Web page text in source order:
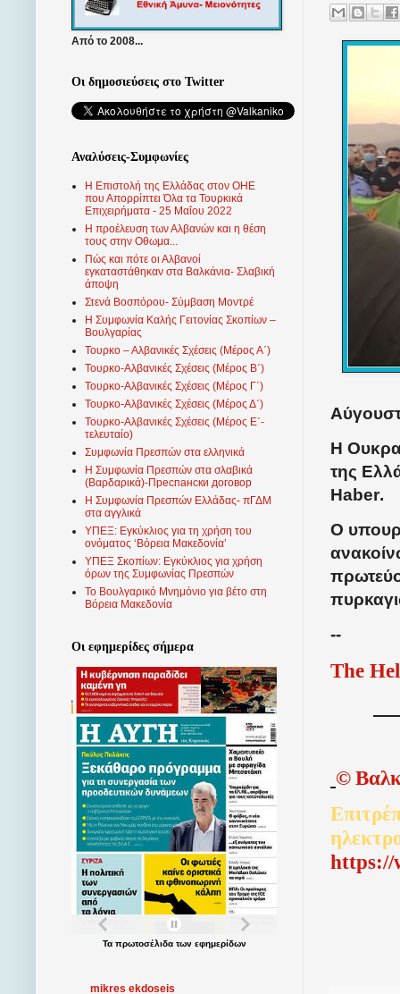
Η
της
Haber.
Ο
--
The
©
https://
Από το 2008...
Οι δημοσιεύσεις στο Twitter
Αναλύσεις-Συμφωνίες
Η Επιστολή της Ελλάδας στον ΟΗΕ
που Απορρίπτει Όλα τα Τουρκικά
Επιχειρήματα - 25 Μαΐου 2022
Η προέλευση των Αλβανών και η θέση
τους στην Οθωμα...
Πώς και πότε οι Αλβανοί
εγκαταστάθηκαν στα Βαλκάνια- Σλαβική
άποψη
Στενά Βοσπόρου- Σύμβαση Μοντρέ
Η Συμφωνία Καλής Γειτονίας Σκοπίων –
Βουλγαρίας
Τουρκο – Αλβανικές Σχέσεις (Mέρος Α΄)
Τουρκο-Αλβανικές Σχέσεις (Μέρος Β΄)
Τουρκο-Αλβανικές Σχέσεις (Μέρος Γ΄)
Τουρκο-Αλβανικές Σχέσεις (Μέρος Δ΄)
Τουρκο-Αλβανικές Σχέσεις (Μέρος Ε΄-
τελευταίο)
Συμφωνία Πρεσπών στα ελληνικά
Η Συμφωνία Πρεσπών στα σλαβικά
(Βαρδαρικά)-Преспански договор
Η Συμφωνία Πρεσπών Ελλάδας- πΓΔΜ
στα αγγλικά
ΥΠΕΞ: Εγκύκλιος για τη χρήση του
ονόματος ‘Βόρεια Μακεδονία’
ΥΠΕΞ Σκοπίων: Εγκύκλιος για χρήση
όρων της Συμφωνίας Πρεσπών
Το Βουλγαρικό Μνημόνιο για βέτο στη
Βόρεια Μακεδονία
Οι εφημερίδες σήμερα
Τα πρωτοσέλιδατων εφημερίδων
mikres ekdoseis